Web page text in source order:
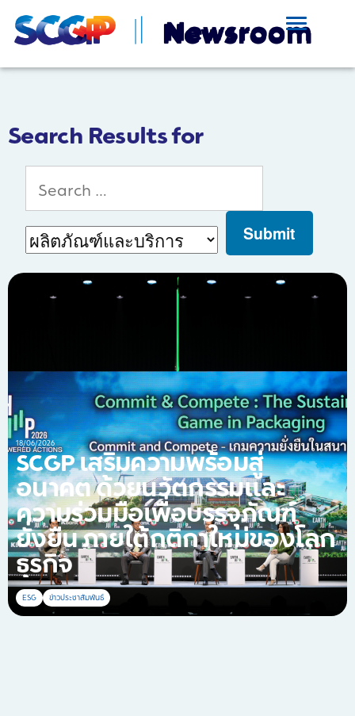
Search Results for
18/06/2026
SCGP เสริมความพร้อมสู่
อนาคต ด้วยนวัตกรรมและ
ความร่วมมือเพื่อบรรจุภัณฑ์
ยั่งยืน ภายใต้กติกาใหม่ของโลก
ธุรกิจ
ESG ข่าวประชาสัมพันธ์